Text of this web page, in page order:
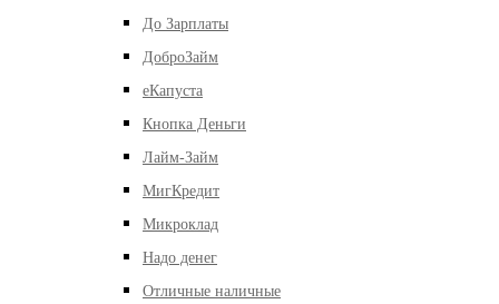
До Зарплаты
ДоброЗайм
еКапуста
Кнопка Деньги
Лайм-Займ
МигКредит
Микроклад
Надо денег
Отличные наличные